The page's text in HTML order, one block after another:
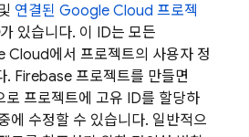
연결된 Google Cloud 프로젝
가 있습니다. 이 ID는 모든
Cloud에서 프로젝트의 사용자 정
. Firebase 프로젝트를 만들면
프로젝트에 고유 ID를 할당하
에 수정할 수 있습니다. 일반적으